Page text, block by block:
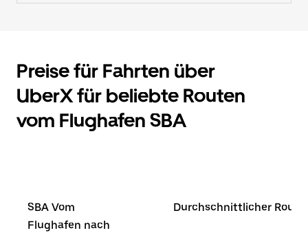
Preise für Fahrten über
UberX für beliebte Routen
vom Flughafen SBA
SBA Vom
Flughafen nach
Durchschnittlicher